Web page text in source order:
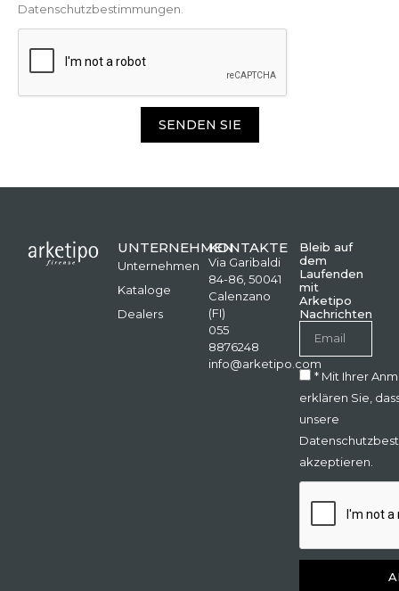
Datenschutzbestimmungen.
SENDEN SIE
UNTERNEHMEN
Unternehmen
Kataloge
Dealers
KONTAKTE
Via Garibaldi
84-86, 50041
Calenzano
(FI)
055
8876248
info@arketipo.com
Bleib auf
dem
Laufenden
mit
Arketipo
Nachrichten
* Mit Ihrer
erklären Sie,
unsere
akzeptieren.